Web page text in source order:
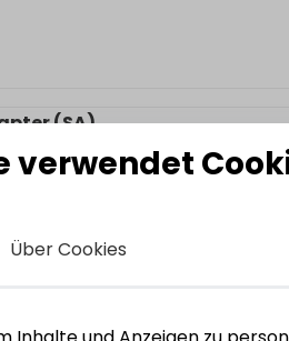
(SA)
groß
verwendet
Über Cookies